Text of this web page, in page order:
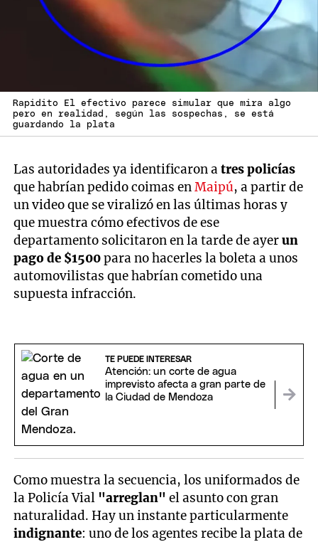
Rapidito El efectivo parece simular que mira algo
pero en realidad, según las sospechas, se está
guardando la plata
Las autoridades ya identificaron atres policías
que habrían pedido coimas enMaipú, a partir de
un video que se viralizó en las últimas horas y
que muestra cómo efectivos de ese
departamento solicitaron en la tarde de ayerun
pago de $1500para no hacerles la boleta a unos
automovilistas que habrían cometido una
supuesta infracción.
TE PUEDE INTERESAR
Atención: un corte de agua
imprevisto afecta a gran parte de
la Ciudad de Mendoza
Como muestra la secuencia, los uniformados de
la Policía Vial "arreglan" el asunto con gran
naturalidad. Hay un instante particularmente
indignante: uno de los agentes recibe la plata de